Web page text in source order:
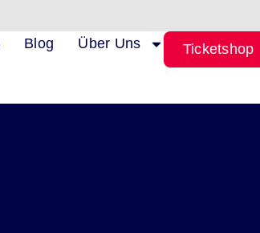
Blog Über Uns Ticketshop